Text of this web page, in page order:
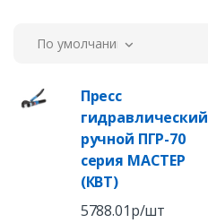
По умолчанию
Пресс
гидравлический
ручной ПГР-70
серия МАСТЕР
(КВТ)
5788.01р/шт